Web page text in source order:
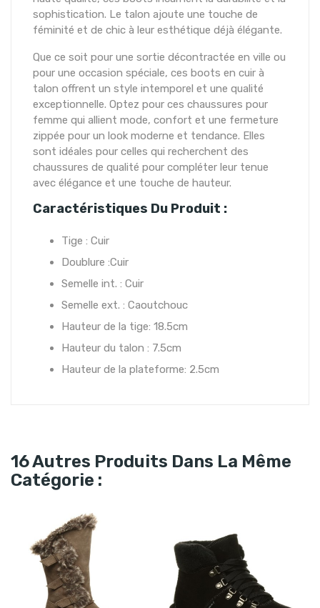
sophistication. Le talon ajoute une touche de
féminité et de chic à leur esthétique déjà élégante.
Que ce soit pour une sortie décontractée en ville ou
pour une occasion spéciale, ces boots en cuir à
talon offrent un style intemporel et une qualité
exceptionnelle. Optez pour ces chaussures pour
femme qui allient mode, confort et une fermeture
zippée pour un look moderne et tendance. Elles
sont idéales pour celles qui recherchent des
chaussures de qualité pour compléter leur tenue
avec élégance et une touche de hauteur.
Caractéristiques Du Produit :
Tige : Cuir
Doublure :Cuir
Semelle int. : Cuir
Semelle ext. : Caoutchouc
Hauteur de la tige: 18.5cm
Hauteur du talon : 7.5cm
Hauteur de la plateforme: 2.5cm
16 Autres Produits Dans La Même
Catégorie :